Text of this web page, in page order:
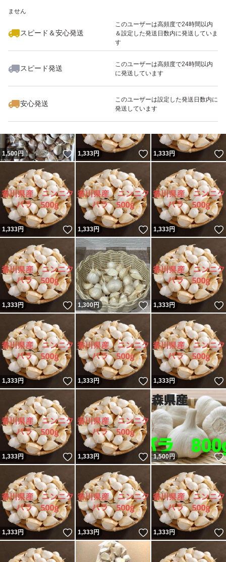
ません
スピード＆安心発送
このユーザーは高頻度で24時間以内
＆設定した発送日数内に発送していま
す
スピード発送
このユーザーは高頻度で24時間以内
に発送しています
安心発送
このユーザーは設定した発送日数内に
発送しています
いいね！
1,333
1,500円 いいね！
1,333円 いいね！
1,333円
1,333円 いいね！
1,333円 いいね！
1,333円
1,333円 いいね！
1,300円 いいね！
1,333円
1,333円 いいね！
1,333円 いいね！
1,333円
1,333円 いいね！
1,333円 いいね！
1,500円
1,333円 いいね！
1,333円 いいね！
1,333円